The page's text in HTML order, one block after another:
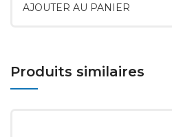
AJOUTER AU PANIER
Produits similaires